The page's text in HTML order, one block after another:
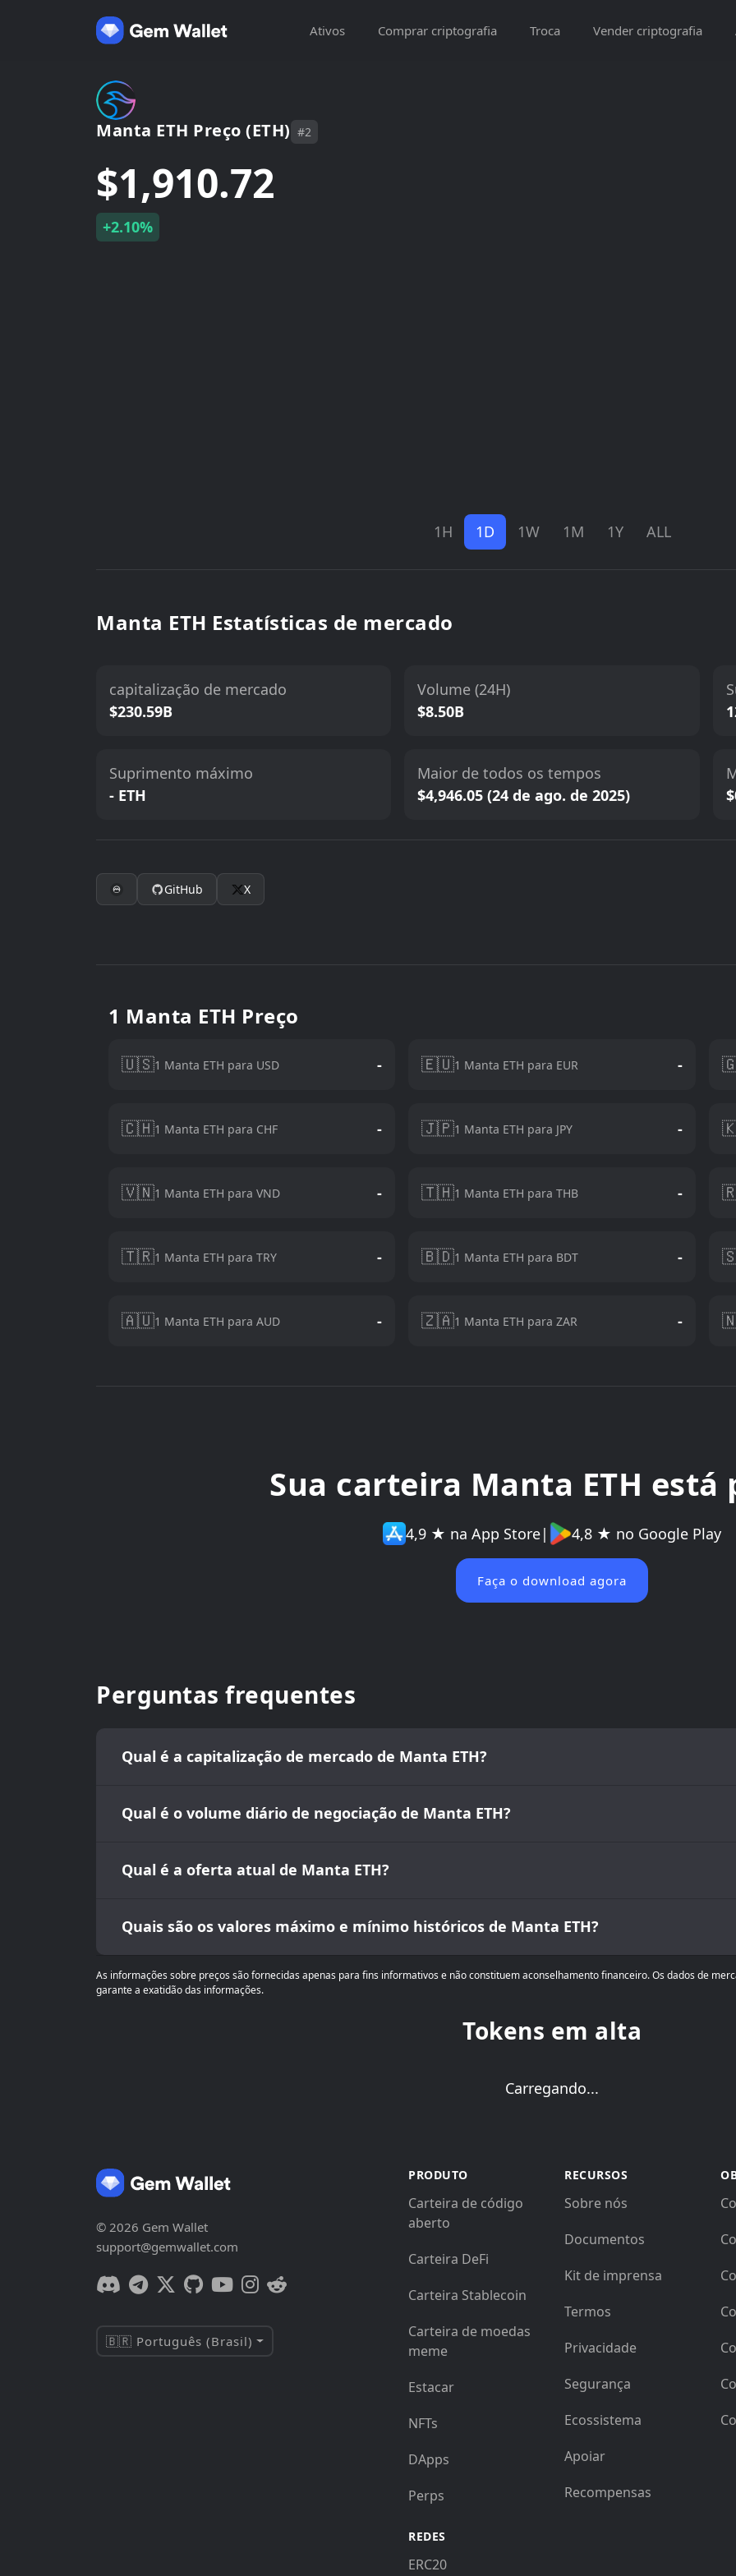
Ativos Comprar criptografia Troca Vender criptografia
Manta ETH Preço (ETH) #2
$1,910.72
+2.10%
1H 1D 1W 1M 1Y ALL
Manta ETH Estatísticas de mercado
capitalização de mercado
$230.59B
Volume (24H)
$8.50B
Suprimento máximo
- ETH
Maior de todos os tempos
$4,946.05 (24 de ago. de 2025)
GitHub X
1 Manta ETH Preço
🇺🇸1 Manta ETH para USD - 🇪🇺1 Manta ETH para EUR -
🇨🇭1 Manta ETH para CHF - 🇯🇵1 Manta ETH para JPY -
🇻🇳1 Manta ETH para VND - 🇹🇭1 Manta ETH para THB -
🇹🇷1 Manta ETH para TRY - 🇧🇩1 Manta ETH para BDT -
🇦🇺1 Manta ETH para AUD - 🇿🇦1 Manta ETH para ZAR -
Sua carteira Manta ETH está
4,9 ★ na App Store| 4,8 ★ no Google Play
Faça o download agora
Perguntas frequentes
Qual é a capitalização de mercado de Manta ETH?
Qual é o volume diário de negociação de Manta ETH?
Qual é a oferta atual de Manta ETH?
Quais são os valores máximo e mínimo históricos de Manta ETH?
As informações sobre preços são fornecidas apenas para fins informativos e não constituem aconselhamento financeiro. Os dados de
garante a exatidão das informações.
Tokens em alta
Carregando...
© 2026 Gem Wallet
support@gemwallet.com
🇧🇷 Português (Brasil)
PRODUTO
Carteira de código
aberto
Carteira DeFi
Carteira Stablecoin
Carteira de moedas
meme
Estacar
NFTs
DApps
Perps
REDES
ERC20
RECURSOS
Sobre nós
Documentos
Kit de imprensa
Termos
Privacidade
Segurança
Ecossistema
Apoiar
Recompensas